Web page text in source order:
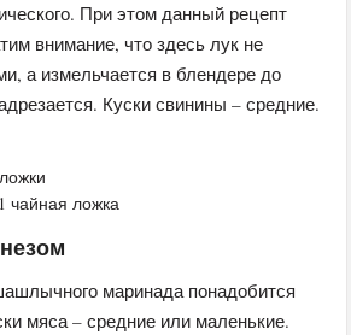
При этом данный рецепт
внимание, что здесь лук не
а измельчается в блендере до
Куски свинины – средние.
чайная ложка
маринада понадобится
мяса – средние или маленькие.